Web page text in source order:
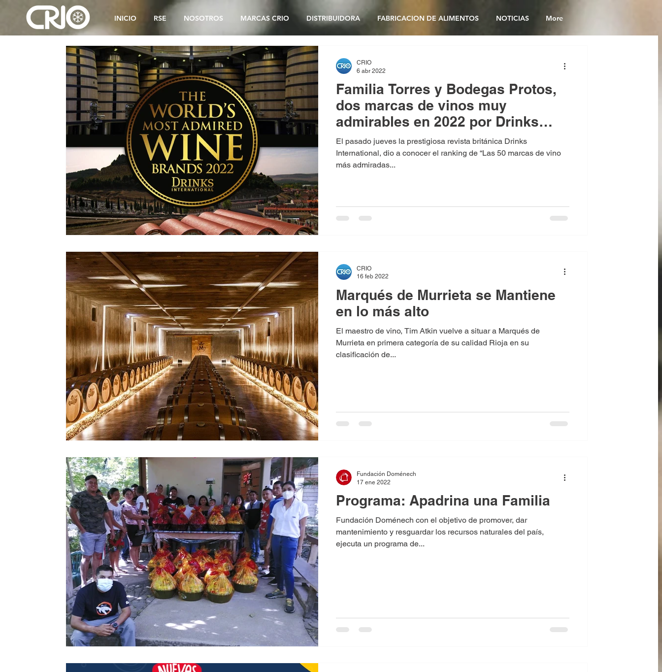
INICIO RSE NOSOTROS MARCAS CRIO DISTRIBUIDORA FABRICACION DE ALIMENTOS NOTICIAS More
Familia Torres y Bodegas Protos,
dos marcas de vinos muy
admirables en 2022 por Drinks
International
El pasado jueves la prestigiosa revista británica Drinks
International, dio a conocer el ranking de “Las 50 marcas de vino
más admiradas...
CRIO
6 abr 2022
Marqués de Murrieta se Mantiene
en lo más alto
El maestro de vino, Tim Atkin vuelve a situar a Marqués de
Murrieta en primera categoría de su calidad Rioja en su
clasificación de...
CRIO
16 feb 2022
Programa: Apadrina una Familia
Fundación Doménech con el objetivo de promover, dar
mantenimiento y resguardar los recursos naturales del país,
ejecuta un programa de...
Fundación Doménech
17 ene 2022